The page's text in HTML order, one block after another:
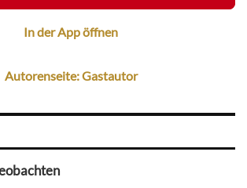
In der App öffnen
Autorenseite: Gastautor